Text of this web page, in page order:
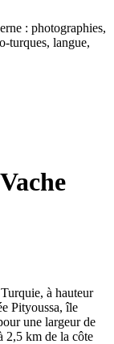
: photographies,
turques, langue,
à hauteur
Pityoussa, île
une largeur de
2,5 km de la côte